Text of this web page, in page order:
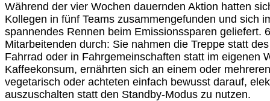
Während der vier Wochen dauernden Aktion hatten
Kollegen in fünf Teams zusammengefunden und sich
spannendes Rennen beim Emissionssparen geliefert.
Mitarbeitenden durch: Sie nahmen die Treppe statt
Fahrrad oder in Fahrgemeinschaften statt im eigenen
Kaffeekonsum, ernährten sich an einem oder
vegetarisch oder achteten einfach bewusst darauf,
auszuschalten statt den Standby-Modus zu nutzen.